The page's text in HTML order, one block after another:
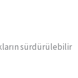
sürdürülebilir